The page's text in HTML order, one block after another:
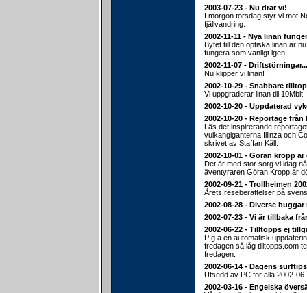
2003-07-23 - Nu drar vi!
I morgon torsdag styr vi mot
fjällvandring.
2002-11-11 - Nya linan
Bytet till den optiska linan är
fungera som vanligt igen!
2002-11-07 - Driftstörningar...
Nu klipper vi linan!
2002-10-29 - Snabbare
Vi uppgraderar linan till 10Mbit!
2002-10-20 - Uppdaterad
2002-10-20 - Reportage från
Läs det inspirerande
vulkangiganterna Illinza och
skrivet av Staffan Käll.
2002-10-01 - Göran kropp är
Det är med stor sorg vi idag
äventyraren Göran Kropp är
2002-09-21 - Trollheimen
Årets reseberättelser på
2002-08-28 - Diverse buggar
2002-07-23 - Vi är tillbaka
2002-06-22 - Tilltopps ej
P g a en automatisk
fredagen så låg tilltopps.com
fredagen.
2002-06-14 - Dagens
Utsedd av PC för alla 2002-
2002-03-16 - Engelska